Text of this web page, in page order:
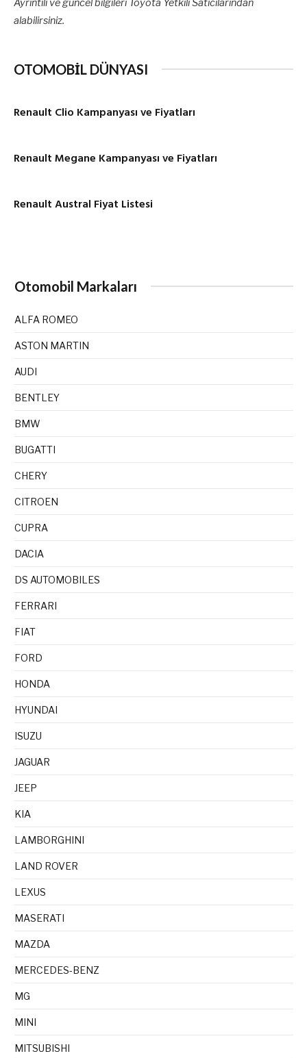
Ayrıntılı ve güncel bilgileri Toyota Yetkili Satıcılarından
alabilirsiniz.
OTOMOBİL DÜNYASI
Renault Clio Kampanyası ve Fiyatları
Renault Megane Kampanyası ve Fiyatları
Renault Austral Fiyat Listesi
Otomobil Markaları
ALFA ROMEO
ASTON MARTIN
AUDI
BENTLEY
BMW
BUGATTI
CHERY
CITROEN
CUPRA
DACIA
DS AUTOMOBILES
FERRARI
FIAT
FORD
HONDA
HYUNDAI
ISUZU
JAGUAR
JEEP
KIA
LAMBORGHINI
LAND ROVER
LEXUS
MASERATI
MAZDA
MERCEDES-BENZ
MG
MINI
MITSUBISHI